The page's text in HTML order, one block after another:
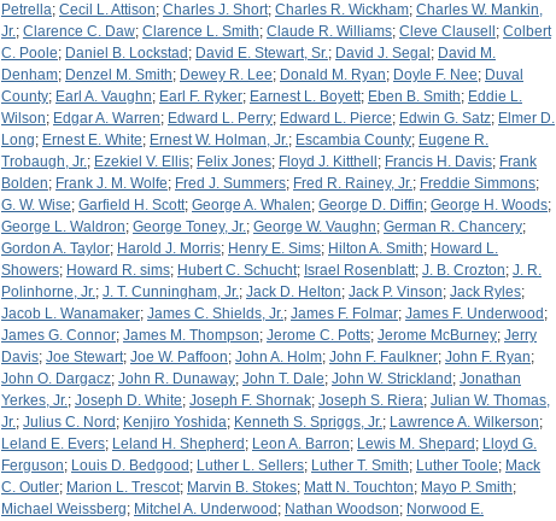
Petrella; Cecil L. Attison; Charles J. Short; Charles R. Wickham; Charles W. Mankin,
Jr.; Clarence C. Daw; Clarence L. Smith; Claude R. Williams; Cleve Clausell ; Colbert
C. Poole; Daniel B. Lockstad ; David E. Stewart, Sr.; David J. Segal ; David M.
Denham; Denzel M. Smith; Dewey R. Lee; Donald M. Ryan; Doyle F. Nee; Duval
County; Earl A. Vaughn; Earl F. Ryker; Earnest L. Boyett; Eben B. Smith; Eddie L.
Wilson; Edgar A. Warren; Edward L. Perry; Edward L. Pierce; Edwin G. Satz; Elmer D.
Long; Ernest E. White; Ernest W. Holman, Jr.; Escambia County; Eugene R.
Trobaugh, Jr.; Ezekiel V. Ellis; Felix Jones; Floyd J. Kitthell ; Francis H. Davis; Frank
Bolden; Frank J. M. Wolfe; Fred J. Summers; Fred R. Rainey, Jr.; Freddie Simmons;
G. W. Wise; Garfield H. Scott; George A. Whalen; George D. Diffin; George H. Woods;
George L. Waldron; George Toney, Jr.; George W. Vaughn; German R. Chancery;
Gordon A. Taylor; Harold J. Morris; Henry E. Sims; Hilton A. Smith; Howard L.
Showers; Howard R. sims; Hubert C. Schucht; Israel Rosenblatt; J. B. Crozton; J. R.
Polinhorne, Jr.; J. T. Cunningham, Jr.; Jack D. Helton; Jack P. Vinson; Jack Ryles;
Jacob L. Wanamaker; James C. Shields, Jr.; James F. Folmar; James F. Underwood ;
James G. Connor; James M. Thompson; Jerome C. Potts; Jerome McBurney; Jerry
Davis; Joe Stewart; Joe W. Paffoon; John A. Holm; John F. Faulkner; John F. Ryan;
John O. Dargacz; John R. Dunaway; John T. Dale; John W. Strickland ; Jonathan
Yerkes, Jr.; Joseph D. White; Joseph F. Shornak; Joseph S. Riera; Julian W. Thomas,
Jr.; Julius C. Nord ; Kenjiro Yoshida; Kenneth S. Spriggs, Jr.; Lawrence A. Wilkerson;
Leland E. Evers; Leland H. Shepherd ; Leon A. Barron; Lewis M. Shepard ; Lloyd G.
Ferguson; Louis D. Bedgood ; Luther L. Sellers; Luther T. Smith; Luther Toole; Mack
C. Outler; Marion L. Trescot; Marvin B. Stokes; Matt N. Touchton; Mayo P. Smith;
Michael Weissberg; Mitchel A. Underwood ; Nathan Woodson; Norwood E.